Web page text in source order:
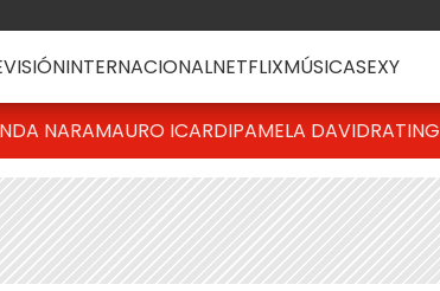
INTERNACIONALNETFLIXMÚSICASEXY
NARAMAURO ICARDIPAMELA DAVIDRATING